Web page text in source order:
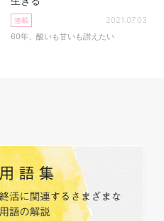
連載
60年、酸いも甘いも讃えたい
2021.07.03